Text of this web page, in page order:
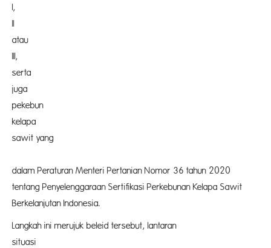
I,
serta
sawit yang
dalam Peraturan Menteri Pertanian Nomor 36 tahun 2020
tentang Penyelenggaraan Sertifikasi Perkebunan Kelapa Sawit
Berkelanjutan Indonesia.
Langkah ini merujuk beleid tersebut, lantaran